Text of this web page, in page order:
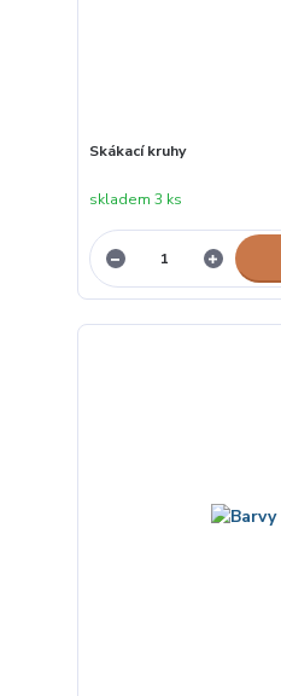
Skákací kruhy
skladem 3 ks